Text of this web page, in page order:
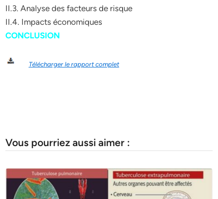
II.3. Analyse des facteurs de risque
II.4. Impacts économiques
CONCLUSION
Télécharger le rapport complet
Vous pourriez aussi aimer :